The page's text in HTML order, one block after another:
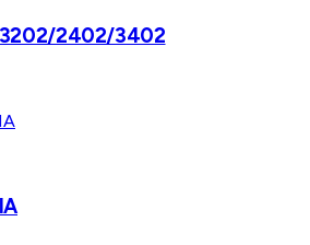
2402/3402